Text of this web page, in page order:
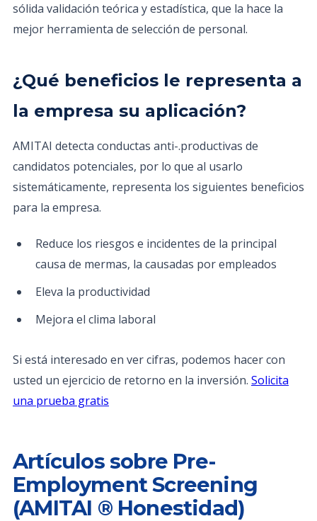
sólida validación teórica y estadística, que la hace la
mejor herramienta de selección de personal.
¿Qué beneficios le representa a
la empresa su aplicación?
AMITAI detecta conductas anti-.productivas de
candidatos potenciales, por lo que al usarlo
sistemáticamente, representa los siguientes beneficios
para la empresa.
Reduce los riesgos e incidentes de la principal
causa de mermas, la causadas por empleados
Eleva la productividad
Mejora el clima laboral
Si está interesado en ver cifras, podemos hacer con
usted un ejercicio de retorno en la inversión. Solicita
una prueba gratis
Artículos sobre Pre-
Employment Screening
(AMITAI ® Honestidad)